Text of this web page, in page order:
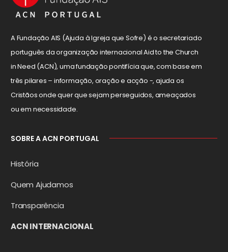
A Fundação AIS (Ajuda à Igreja que Sofre) é o secretariado
português da organização internacional Aid to the Church
in Need (ACN), uma fundação pontifícia que, com base em
três pilares – informação, oração e acção -, ajuda os
Cristãos onde quer que sejam perseguidos, ameaçados
ou em necessidade.
SOBRE A ACN PORTUGAL
História
Quem Ajudamos
Transparência
ACN INTERNACIONAL